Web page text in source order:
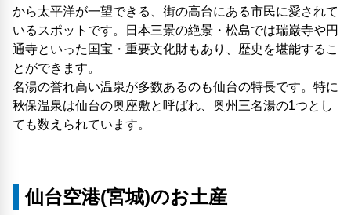
から太平洋が一望できる、街の高台にある市民に愛されて
いるスポットです。日本三景の絶景・松島では瑞巌寺や円
通寺といった国宝・重要文化財もあり、歴史を堪能するこ
とができます。
名湯の誉れ高い温泉が多数あるのも仙台の特長です。特に
秋保温泉は仙台の奥座敷と呼ばれ、奥州三名湯の1つとし
ても数えられています。
仙台空港(宮城)のお土産